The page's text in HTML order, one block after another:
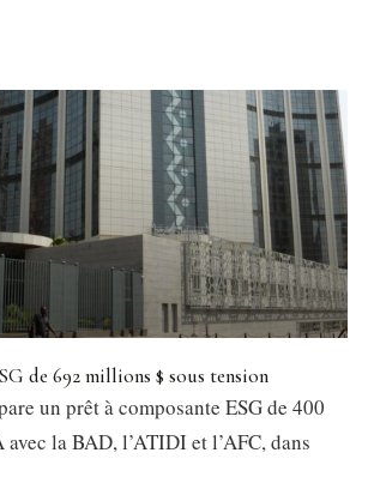
de 692 millions $ sous tension
un prêt à composante ESG de 400
la BAD, l’ATIDI et l’AFC, dans